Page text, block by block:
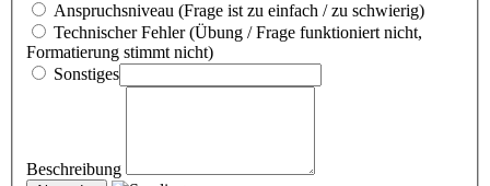
Anspruchsniveau (Frage ist zu einfach / zu schwierig)
Technischer Fehler (Übung / Frage funktioniert nicht,
Formatierung stimmt nicht)
Sonstiges
Beschreibung